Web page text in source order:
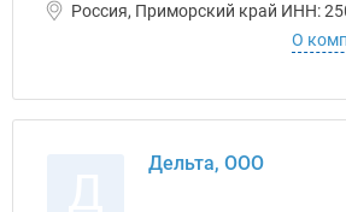
Россия, Приморский край ИНН:
О
Дельта, ООО